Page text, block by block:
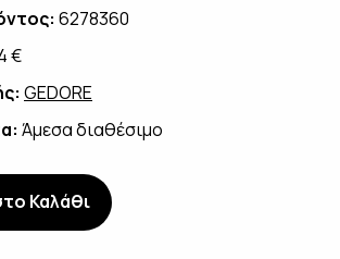
6278360
€
GEDORE
Άμεσα διαθέσιμο
Καλάθι